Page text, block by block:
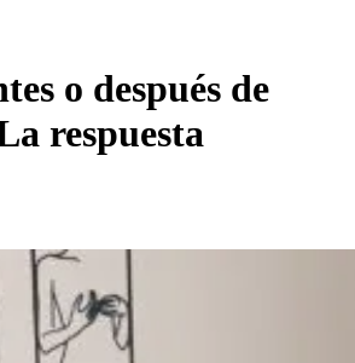
o después de
respuesta